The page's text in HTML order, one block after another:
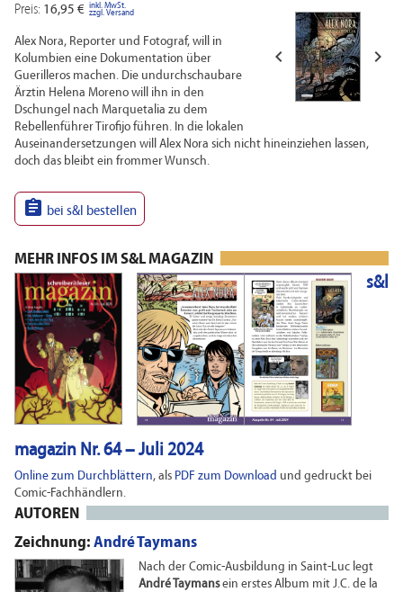
 
Preis: 16,95 € inkl. MwSt.
zzgl. Versand
Alex Nora, Reporter und Fotograf, will in
Kolumbien eine Dokumentation über
Guerilleros machen. Die undurchschaubare
Ärztin Helena Moreno will ihn in den
Dschungel nach Marquetalia zu dem
Rebellenführer Tirofijo führen. In die lokalen
Auseinandersetzungen will Alex Nora sich nicht hineinziehen lassen,
doch das bleibt ein frommer Wunsch.
 bei s&l bestellen
MEHR INFOS IM S&L MAGAZIN
s&l
magazin Nr. 64 – Juli 2024
Online zum Durchblättern, als PDF zum Download und gedruckt bei
Comic-Fachhändlern.
AUTOREN
Zeichnung: André Taymans
Nach der Comic-Ausbildung in Saint-Luc legt
André Taymansein erstes Album mit J.C. de la